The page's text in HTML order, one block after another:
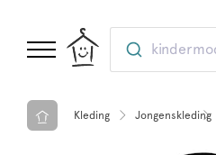
Kleding Jongenskleding